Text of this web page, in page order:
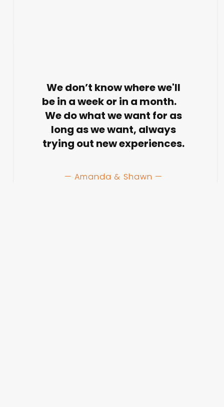
We don’t know where we'll
be in a week or in a month.
We do what we want for as
long as we want, always
trying out new experiences.
— Amanda & Shawn —